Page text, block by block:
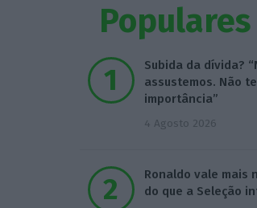
Populares
Subida da dívida?
assustemos. Não
importância”
4 Agosto 2026
Ronaldo vale mais
do que a Seleção